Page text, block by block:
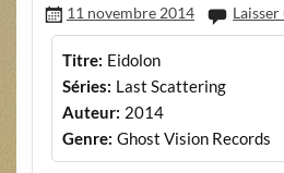
11 novembre 2014
Titre: Eidolon
Séries: Last Scattering
Auteur: 2014
Genre: Ghost Vision Records